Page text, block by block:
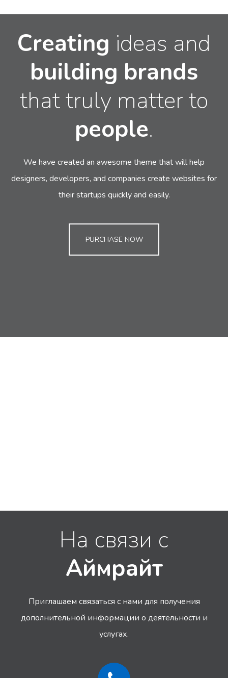
Creating ideas and
building brands
that truly matter to
people.
We have created an awesome theme that will help
designers, developers, and companies create websites for
their startups quickly and easily.
PURCHASE NOW
На связи с
Аймрайт
Приглашаем связаться с нами для получения
дополнительной информации о деятельности и
услугах.